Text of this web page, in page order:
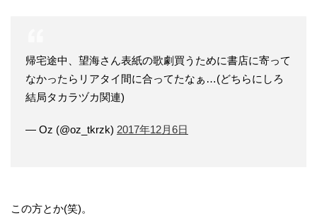
帰宅途中、望海さん表紙の歌劇買うために書店に寄って
なかったらリアタイ間に合ってたなぁ…(どちらにしろ
結局タカラヅカ関連)
— Oz (@oz_tkrzk) 2017年12月6日
この方とか(笑)。